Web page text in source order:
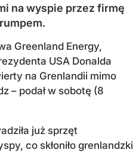
na wyspie przez firmę
Greenland Energy,
USA Donalda
na Grenlandii mimo
– podał w sobotę (8
już sprzęt
co skłoniło grenlandzki